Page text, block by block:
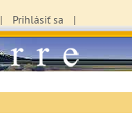
Prihlásiť sa